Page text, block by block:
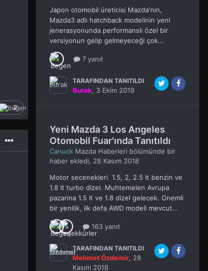
2
Japon otomobil üreticisi Mazda'nın,
Mazda3 adlı hatchback modelinin yeni
jenerasyonunda performanslı özel bir
versiyonun gelip gelmeyeceği çok...
7 yanıt
TARAFINDAN TANITILDI
Burak, 3 Ekim 2019
Yeni Mazda 3 Los Angeles
Otomobil Fuar'ında Tanıtıldı
Canuck Mazda Haberleri bölümünde bir
haber ekledi, 28 Kasım 2018
Motor secenekleri 1.5, 2, 2.5 lt benzin ve
1.8 lt turbo dizel. Muhtemelen Avrupa
pazarina 1.5 lt ve 1.8 dizel gelecek. Onemli
bir yenilik, ilk defa AWD modeli mevcut...
163 yanıt
TARAFINDAN TANITILDI
Mehmet Özdemir, 28
Kasım 2018